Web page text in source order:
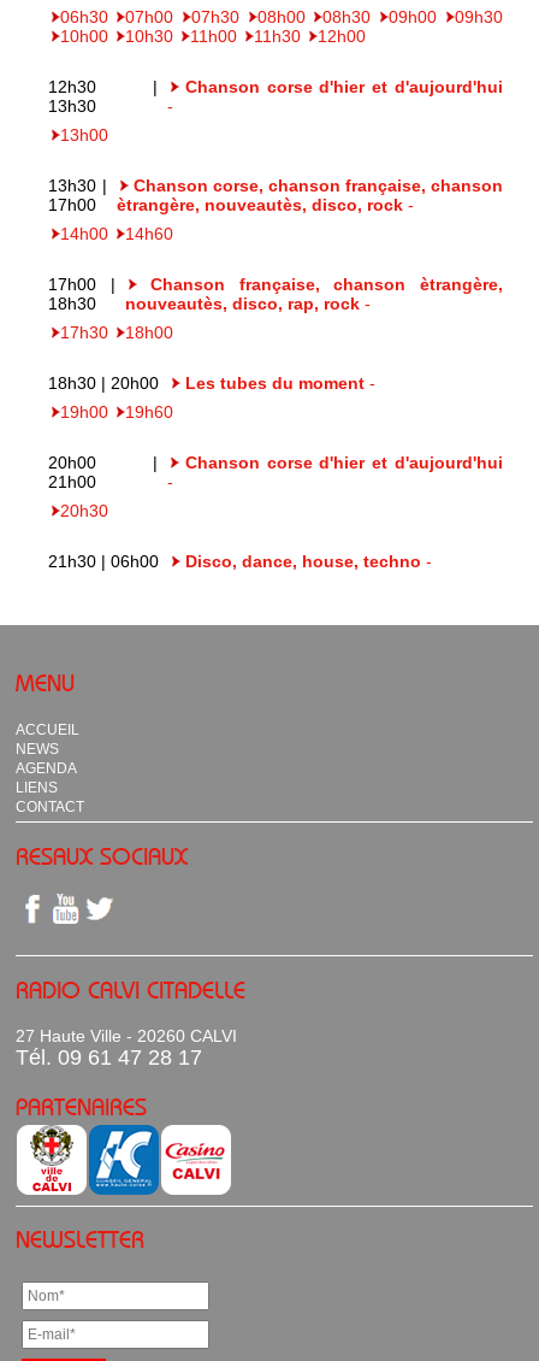
06h30
07h00 07h30 08h00 08h30 09h00
09h30
10h00
10h30 11h00 11h30 12h00
12h30 |
13h30
Chanson corse d'hier et d'aujourd'hui
-
13h00
13h30 |
17h00
Chanson corse, chanson française, chanson
ètrangère, nouveautès, disco, rock -
14h00
14h60
17h00 |
18h30
Chanson française, chanson ètrangère,
nouveautès, disco, rap, rock -
17h30
18h00
18h30 | 20h00 Les tubes du moment -
19h00
19h60
20h00 |
21h00
Chanson corse d'hier et d'aujourd'hui
-
20h30
21h30 | 06h00 Disco, dance, house, techno -
MENU
ACCUEIL
NEWS
AGENDA
LIENS
CONTACT
RESAUX SOCIAUX
RADIO CALVI CITADELLE
27 Haute Ville - 20260 CALVI
Tél. 09 61 47 28 17
PARTENAIRES
NEWSLETTER